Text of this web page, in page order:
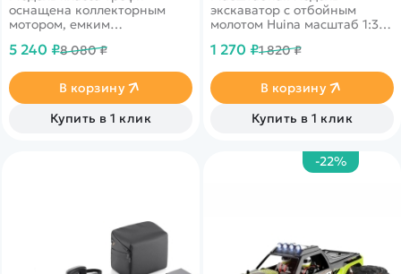
оснащена коллекторным
мотором, емким
напряжением 7.4V и
управление данной моделью
пропорциональным! При
умеренном темпе езды
заряда аккумулятора
5 240 ₽8 080 ₽
В корзину
Купить в 1 клик
экскаватор с отбойным
молотом Huina масштаб 1:35 -
модель экскаватора с
HN1151, которая станет
отличным дополнением в
коллекцию уменьшенных
копий спецтехники. Модель
высокой точностью
передачи оригинальных
1 270 ₽1 820 ₽
В корзину
Купить в 1 клик
-22%